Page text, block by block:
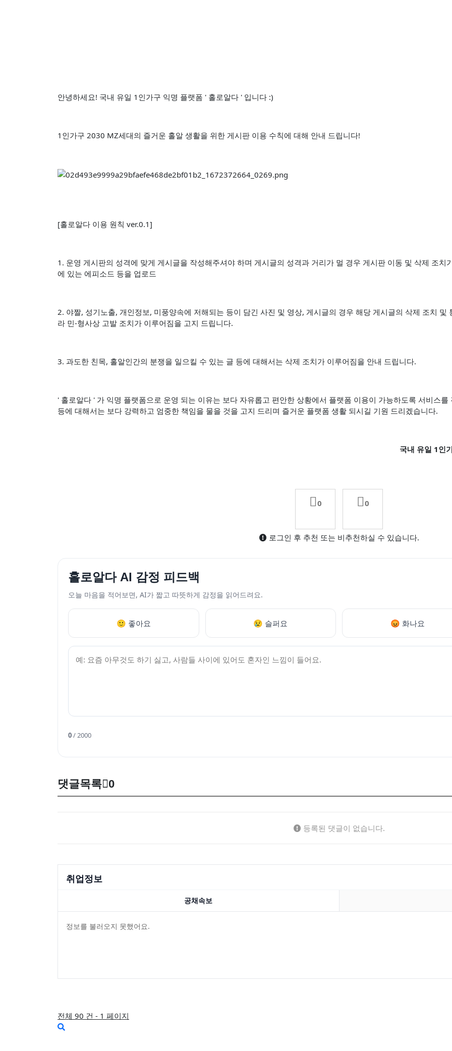
안녕하세요! 국내 유일 1인가구 익명 플랫폼 ' 홀로알다 ' 입니다 :)
1인가구 2030 MZ세대의 즐거운 홀알 생활을 위한 게시판 이용 수칙에 대해 안내 드립니다!
[홀로알다 이용 원칙 ver.0.1]
1. 운영 게시판의 성격에 맞게 게시글을 작성해주셔야 하며 게시글의 성격과 거리가 멀 경우 게시판 이동 및 삭제 조치
에 있는 에피소드 등을 업로드
2. 야짤, 성기노출, 개인정보, 미풍양속에 저해되는 등이 담긴 사진 및 영상, 게시글의 경우 해당 게시글의 삭제 조치
라 민-형사상 고발 조치가 이루어짐을 고지 드립니다.
3. 과도한 친목, 홀알인간의 분쟁을 일으킬 수 있는 글 등에 대해서는 삭제 조치가 이루어짐을 안내 드립니다.
' 홀로알다 ' 가 익명 플랫폼으로 운영 되는 이유는 보다 자유롭고 편안한 상황에서 플랫폼 이용이 가능하도록 서비스
등에 대해서는 보다 강력하고 엄중한 책임을 물을 것을 고지 드리며 즐거운 플랫폼 생활 되시길 기원 드리겠습니다.
국내 유일 1인
0 0
로그인 후 추천 또는 비추천하실 수 있습니다.
홀로알다 AI 감정 피드백
오늘 마음을 적어보면, AI가 짧고 따뜻하게 감정을 읽어드려요.
🙂 좋아요 😢 슬퍼요 😡 화나요
0/ 2000
댓글목록 0
등록된 댓글이 없습니다.
취업정보
공채속보
정보를 불러오지 못했어요.
전체 90 건 - 1 페이지